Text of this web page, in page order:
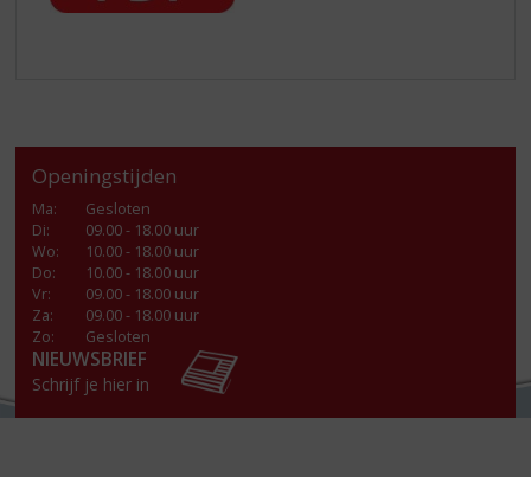
Openingstijden
Ma:
Gesloten
Di:
09.00 - 18.00 uur
Wo:
10.00 - 18.00 uur
Do:
10.00 - 18.00 uur
Vr:
09.00 - 18.00 uur
Za:
09.00 - 18.00 uur
Zo:
Gesloten
NIEUWSBRIEF
Schrijf je hier in